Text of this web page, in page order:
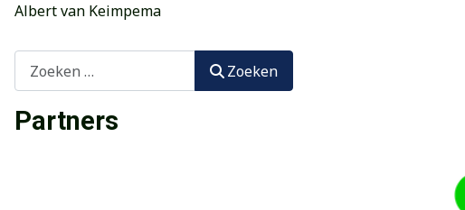
Albert van Keimpema
Zoeken
Partners